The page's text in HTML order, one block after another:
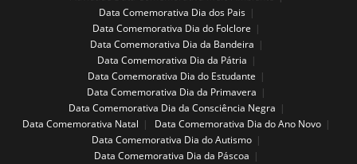
Data Comemorativa Dia dos Pais
Data Comemorativa Dia do Folclore
Data Comemorativa Dia da Bandeira
Data Comemorativa Dia da Pátria
Data Comemorativa Dia do Estudante
Data Comemorativa Dia da Primavera
Data Comemorativa Dia da Consciência Negra
Data Comemorativa Natal
Data Comemorativa Dia do Ano Novo
Data Comemorativa Dia do Autismo
Data Comemorativa Dia da Páscoa